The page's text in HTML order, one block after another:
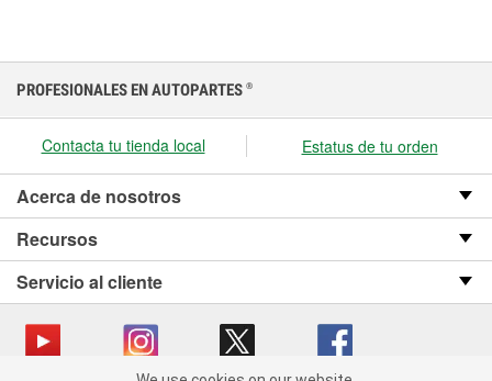
PROFESIONALES EN AUTOPARTES ®
Contacta tu tienda local Estatus de tu orden
Acerca de nosotros
Recursos
Servicio al cliente